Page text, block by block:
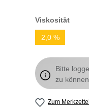
Viskosität
2,0 %
Bitte
zu
Zum